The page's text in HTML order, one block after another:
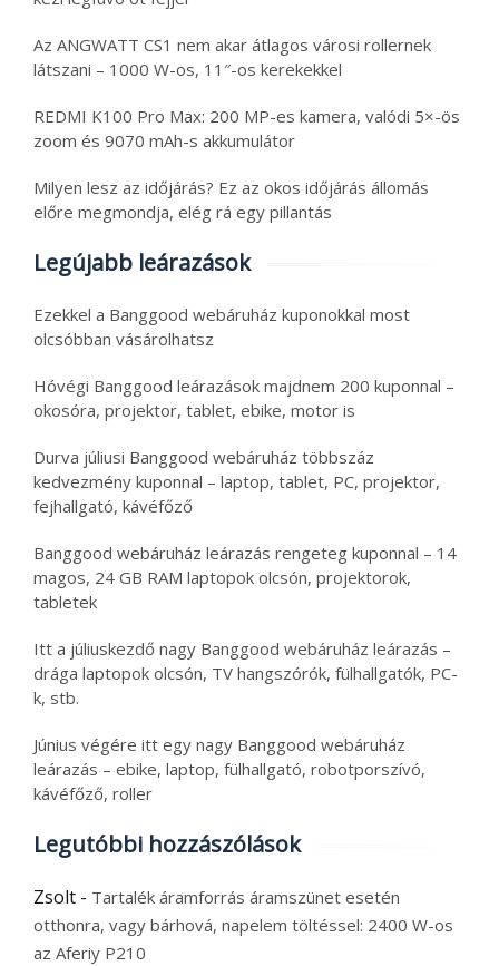
Az ANGWATT CS1 nem akar átlagos városi rollernek
látszani – 1000 W-os, 11″-os kerekekkel
REDMI K100 Pro Max: 200 MP-es kamera, valódi 5×-ös
zoom és 9070 mAh-s akkumulátor
Milyen lesz az időjárás? Ez az okos időjárás állomás
előre megmondja, elég rá egy pillantás
Legújabb leárazások
Ezekkel a Banggood webáruház kuponokkal most
olcsóbban vásárolhatsz
Hóvégi Banggood leárazások majdnem 200 kuponnal –
okosóra, projektor, tablet, ebike, motor is
Durva júliusi Banggood webáruház többszáz
kedvezmény kuponnal – laptop, tablet, PC, projektor,
fejhallgató, kávéfőző
Banggood webáruház leárazás rengeteg kuponnal – 14
magos, 24 GB RAM laptopok olcsón, projektorok,
tabletek
Itt a júliuskezdő nagy Banggood webáruház leárazás –
drága laptopok olcsón, TV hangszórók, fülhallgatók, PC-
k, stb.
Június végére itt egy nagy Banggood webáruház
leárazás – ebike, laptop, fülhallgató, robotporszívó,
kávéfőző, roller
Legutóbbi hozzászólások
Zsolt - Tartalék áramforrás áramszünet esetén
otthonra, vagy bárhová, napelem töltéssel: 2400 W-os
az Aferiy P210